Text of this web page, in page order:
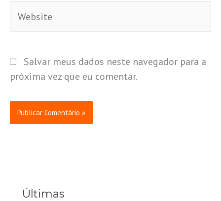
Salvar meus dados neste navegador para a
próxima vez que eu comentar.
Últimas